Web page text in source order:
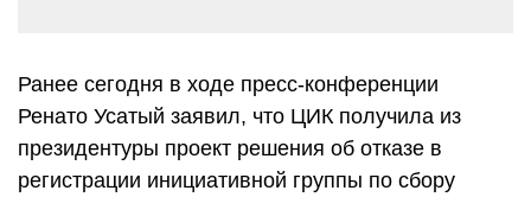
Ранее сегодня в ходе пресс-конференции
Ренато Усатый заявил, что ЦИК получила из
президентуры проект решения об отказе в
регистрации инициативной группы по сбору